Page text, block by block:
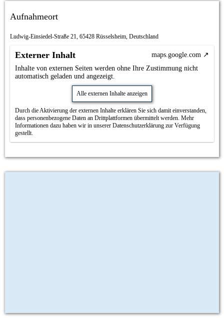
Aufnahmeort
Ludwig-Einsiedel-Straße 21, 65428 Rüsselsheim, Deutschland
Externer Inhalt
maps.google.com
Inhalte von externen Seiten werden ohne Ihre Zustimmung nicht
automatisch geladen und angezeigt.
Alle externen Inhalte anzeigen
Durch die Aktivierung der externen Inhalte erklären Sie sich damit einverstanden,
dass personenbezogene Daten an Drittplattformen übermittelt werden. Mehr
Informationen dazu haben wir in unserer Datenschutzerklärung zur Verfügung
gestellt.